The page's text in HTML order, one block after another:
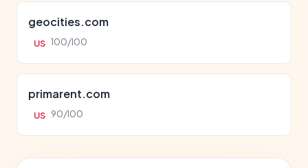
geocities.com
US 100/100
primarent.com
US 90/100